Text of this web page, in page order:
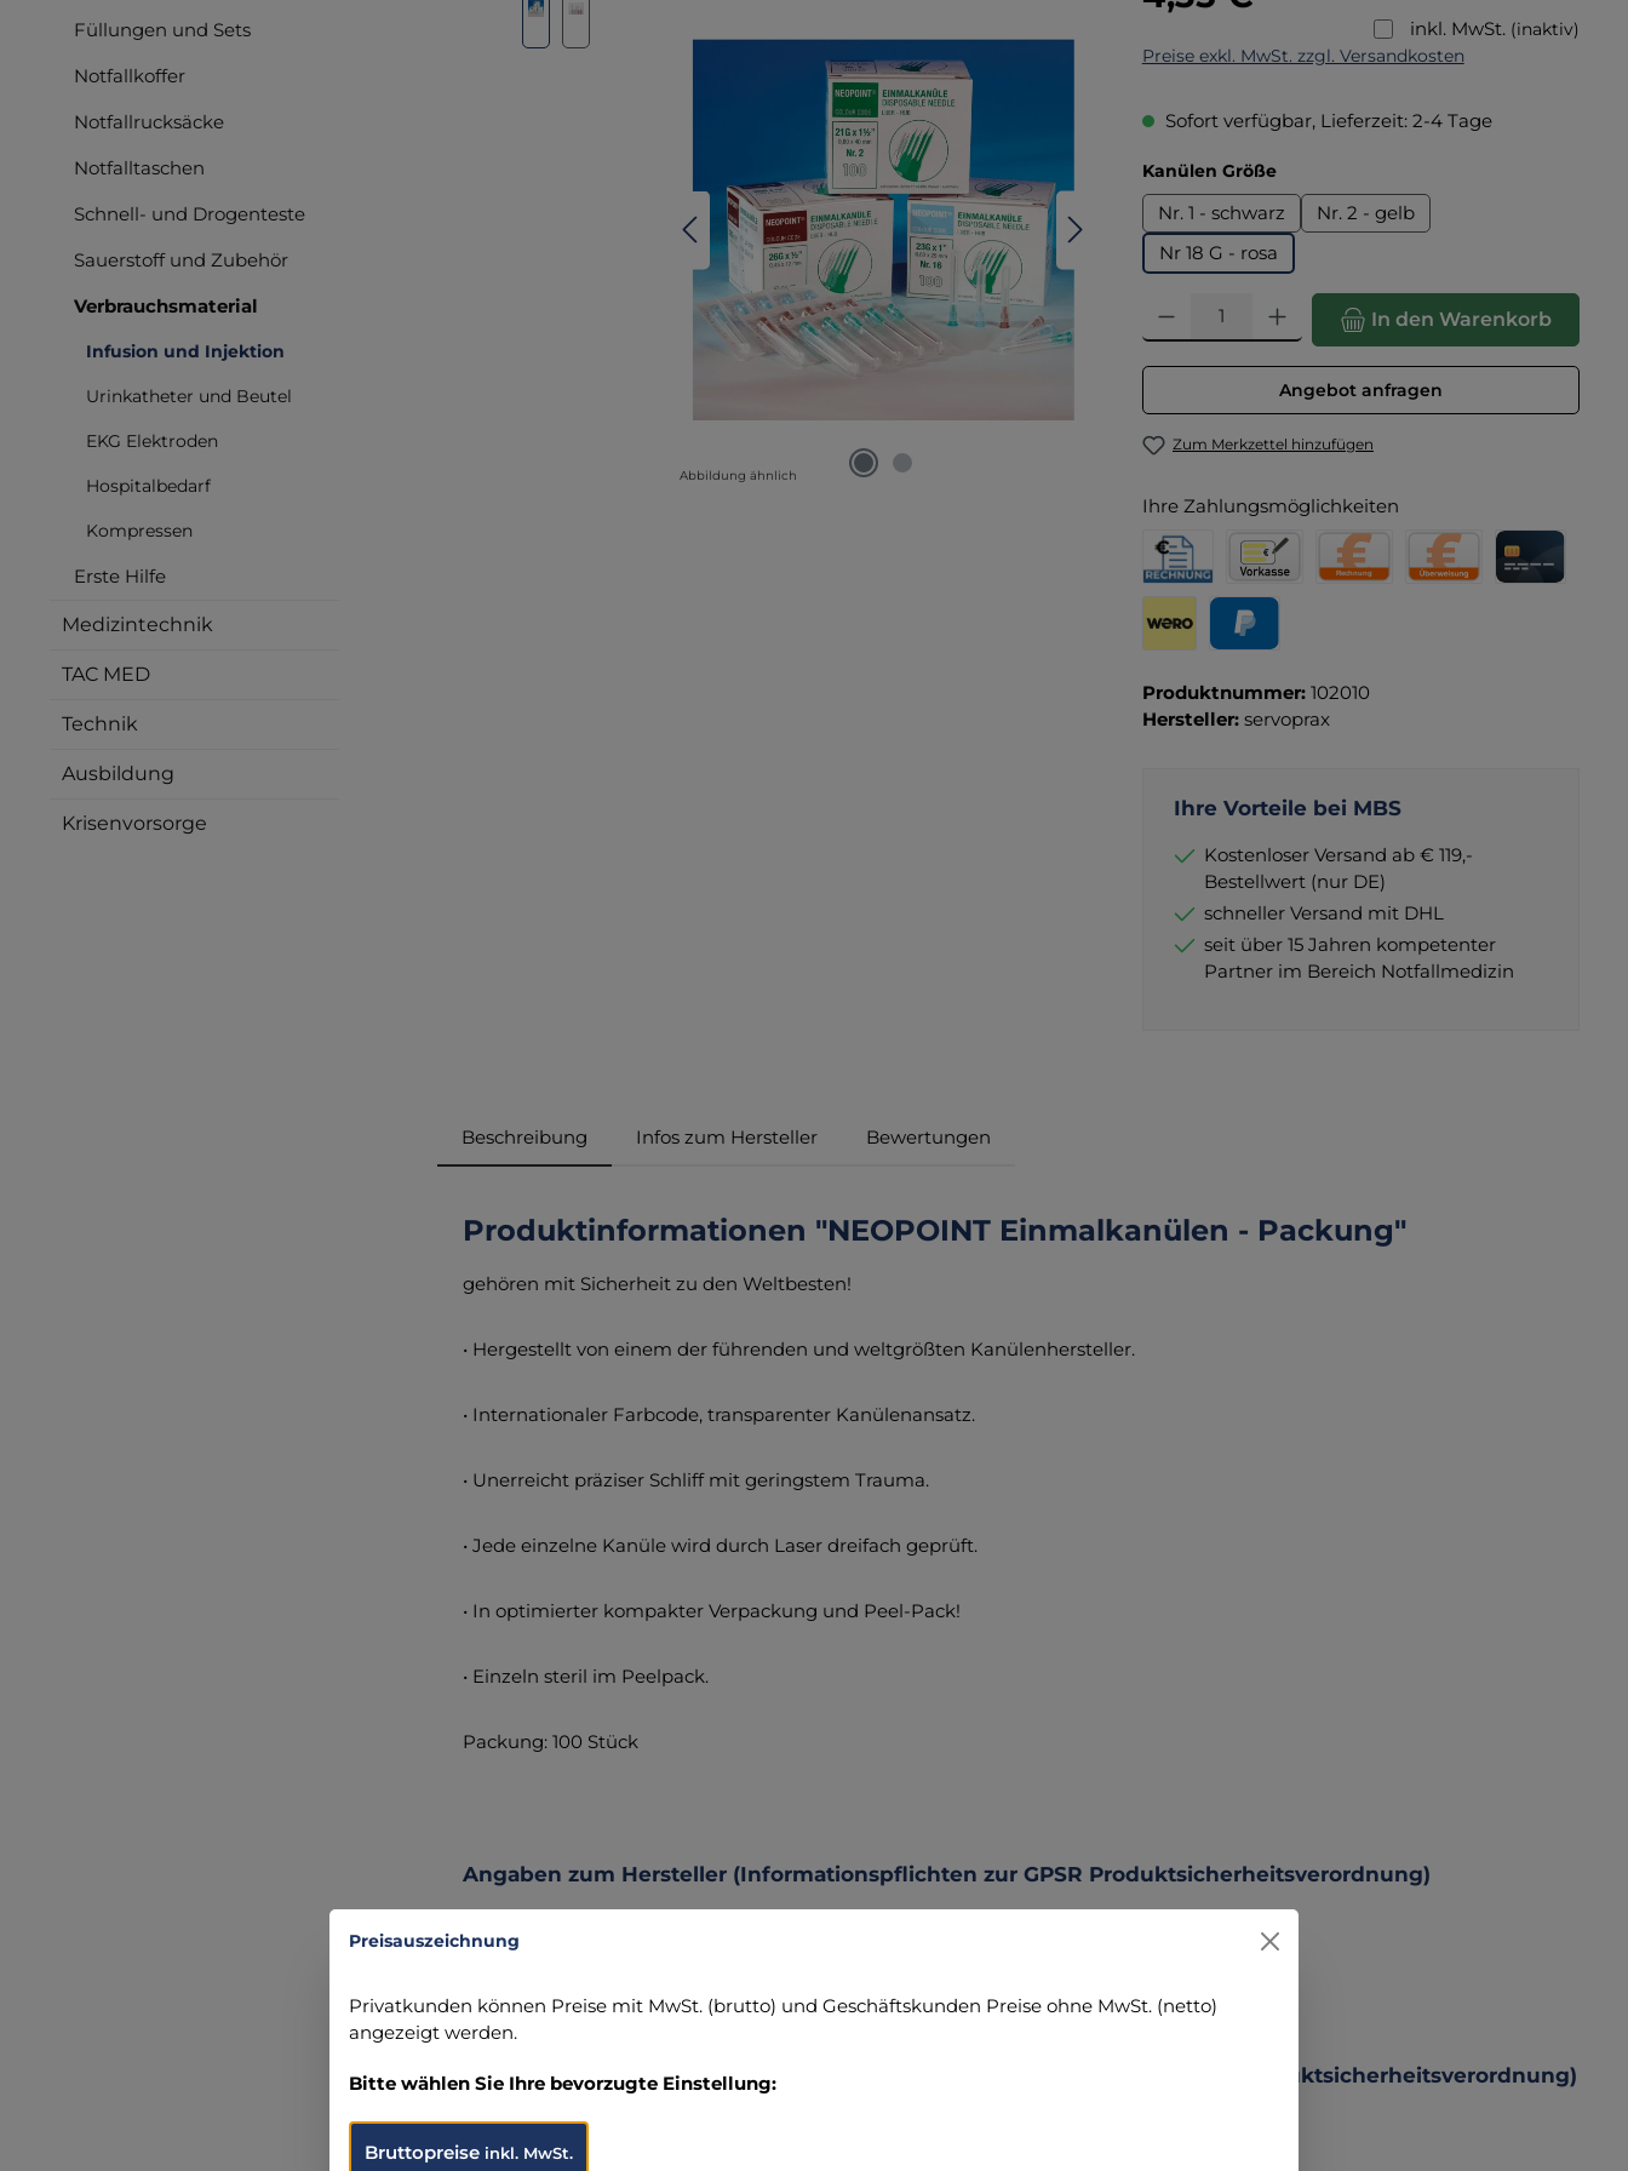
Füllungen und Sets
Notfallkoffer
Notfallrucksäcke
Notfalltaschen
Schnell- und Drogenteste
Sauerstoff und Zubehör
Verbrauchsmaterial
Infusion und Injektion
Urinkatheter und Beutel
EKG Elektroden
Hospitalbedarf
Kompressen
Erste Hilfe
Medizintechnik
TAC MED
Technik
Ausbildung
Krisenvorsorge
Abbildung ähnlich
inkl. MwSt. (inaktiv)
Preise exkl. MwSt. zzgl. Versandkosten
Sofort verfügbar, Lieferzeit: 2-4 Tage
Kanülen Größeauswählen
Nr. 1 - schwarz
Nr. 2 - gelb
Nr 18 G - rosa
Produkt Anzahl: Gib den gewünschten Wert ein oder
In den Warenkorb
Angebot anfragen
Zum Merkzettel hinzufügen
Ihre Zahlungsmöglichkeiten
Rechnung für Behörden
Vorkasse
Produktnummer: 102010
Hersteller: servoprax
Ihre Vorteile bei MBS
Kostenloser Versand ab € 119,-
Bestellwert (nur DE)
schneller Versand mit DHL
seit über 15 Jahren kompetenter
Partner im Bereich Notfallmedizin
Beschreibung Infos zum Hersteller Bewertungen
Produktinformationen "NEOPOINT Einmalkanülen - Packung"
gehören mit Sicherheit zu den Weltbesten!
• Hergestellt von einem der führenden und weltgrößten Kanülenhersteller.
• Internationaler Farbcode, transparenter Kanülenansatz.
• Unerreicht präziser Schliff mit geringstem Trauma.
• Jede einzelne Kanüle wird durch Laser dreifach geprüft.
• In optimierter kompakter Verpackung und Peel-Pack!
• Einzeln steril im Peelpack.
Packung: 100 Stück
Angaben zum Hersteller (Informationspflichten zur GPSR Produktsicherheitsverordnung)
Am Marienbusch 9
+49 281 95283-0
info@servoprax.de
Angaben zur verantwortlichen Person (Informationspflichten zur GPSR Produktsicherheitsverordnung)
servoprax GmbH
Am Marienbusch 9
Preisauszeichnung
Privatkunden können Preise mit MwSt. (brutto) und Geschäftskunden Preise ohne MwSt. (netto)
angezeigt werden.
Bitte wählen Sie Ihre bevorzugte Einstellung:
Bruttopreise inkl. MwSt.